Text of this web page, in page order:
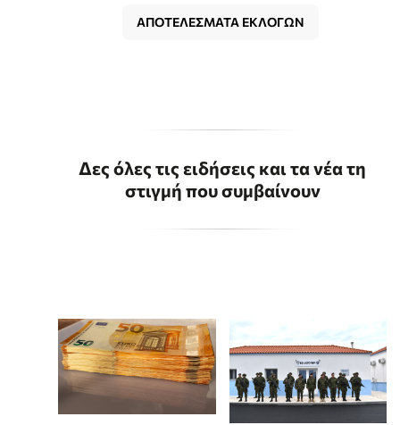
ΑΠΟΤΕΛΕΣΜΑΤΑ ΕΚΛΟΓΩΝ
Δες όλες τις ειδήσεις και τα νέα τη
στιγμή που συμβαίνουν